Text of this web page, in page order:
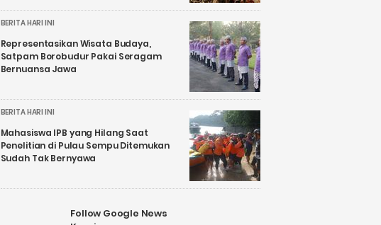
BERITA HARI INI
Representasikan Wisata Budaya,
Satpam Borobudur Pakai Seragam
Bernuansa Jawa
BERITA HARI INI
Mahasiswa IPB yang Hilang Saat
Penelitian di Pulau Sempu Ditemukan
Sudah Tak Bernyawa
Follow Google News